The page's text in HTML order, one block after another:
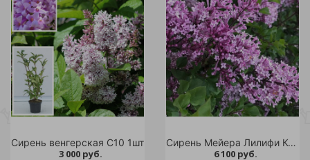
Сирень венгерская С10 1шт
3 000 руб.
Сирень Мейера Лилифи Коджубелла С12 1шт
6 100 руб.